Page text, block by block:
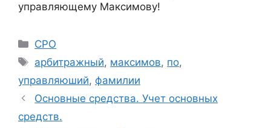
управляющему Максимову!
Рубрики
СРО
Метки
арбитражный, максимов, по,
управляюший, фамилии
Основные средства. Учет основных
средств.